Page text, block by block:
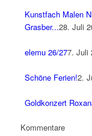
Kunstfach Malen
Grasber...28. Juli
elemu 26/277. Juli
Schöne Ferien!2.
Goldkonzert
Kommentare